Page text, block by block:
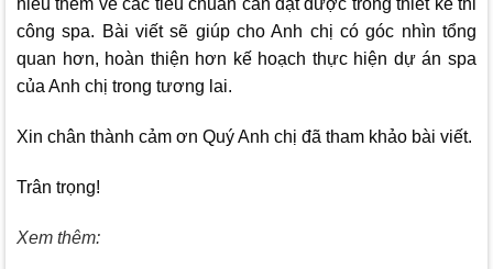
hiểu thêm về các tiêu chuẩn cần đạt được trong thiết kế thi
công spa. Bài viết sẽ giúp cho Anh chị có góc nhìn tổng
quan hơn, hoàn thiện hơn kế hoạch thực hiện dự án spa
của Anh chị trong tương lai.
Xin chân thành cảm ơn Quý Anh chị đã tham khảo bài viết.
Trân trọng!
Xem thêm: